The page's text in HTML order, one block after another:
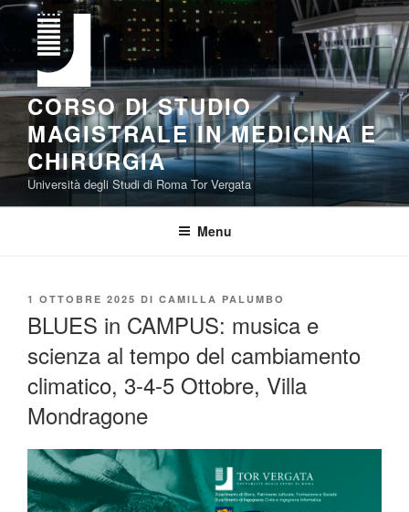
Salta
contenuto
CORSO DI STUDIO
MAGISTRALE IN MEDICINA E
CHIRURGIA
Università degli Studi di Roma Tor Vergata
Menu
PUBBLICATO
1 OTTOBRE 2025 DI CAMILLA PALUMBO
BLUES in CAMPUS: musica e
scienza al tempo del cambiamento
climatico, 3-4-5 Ottobre, Villa
Mondragone